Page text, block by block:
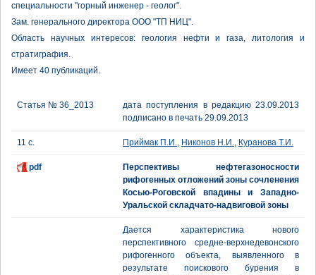
специальности "горный инженер - геолог".
Зам. генерального директора ООО "ТП НИЦ".
Область научных интересов: геология нефти и газа, литология и
стратиграфия.
Имеет 40 публикаций.
Статья № 36_2013
дата поступления в редакцию 23.09.2013
подписано в печать 29.09.2013
11 с. Приймак П.И., Никонов Н.И., Куранова Т.И.
pdf
Перспективы нефтегазоносности
рифогенных отложений зоны сочленения
Косью-Роговской впадины и Западно-
Уральской складчато-надвиговой зоны
Дается характеристика нового
перспективного средне-верхнедевонского
рифогенного объекта, выявленного в
результате поискового бурения в